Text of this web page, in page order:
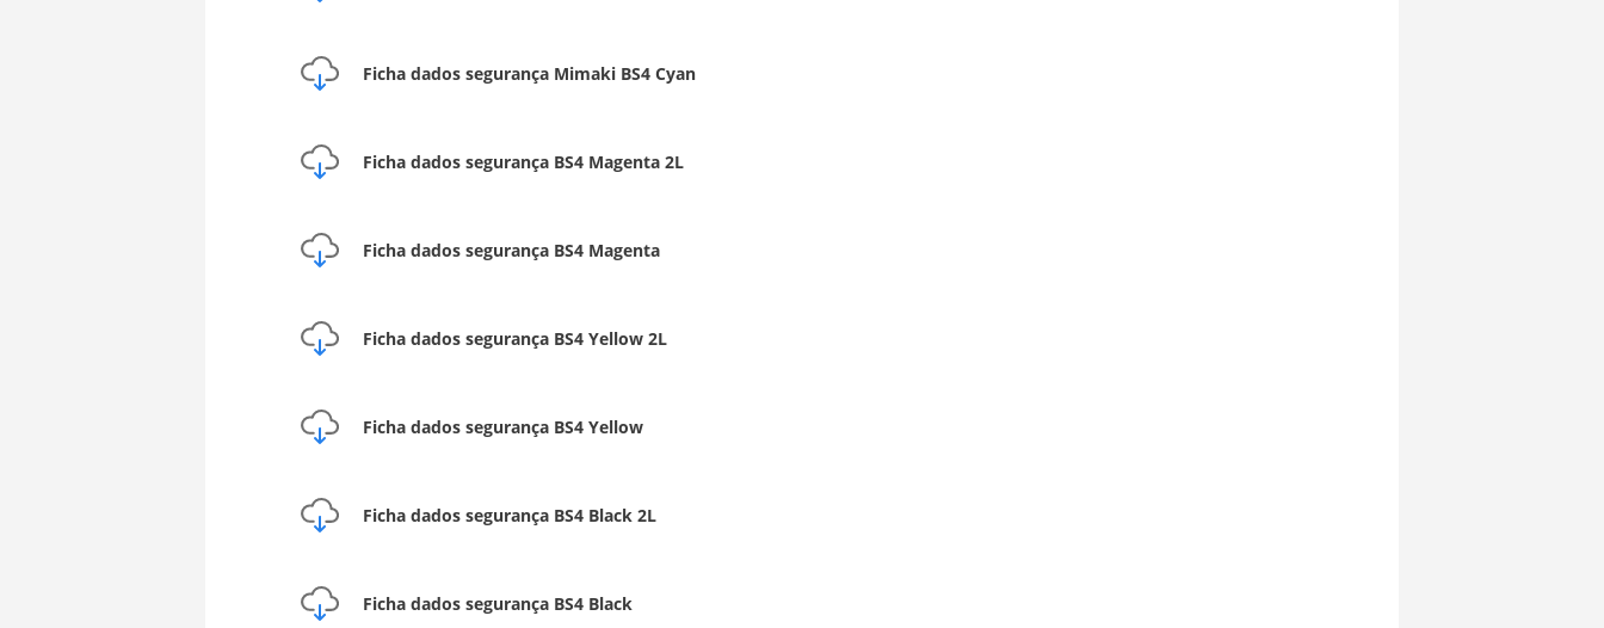
Ficha dados segurança Mimaki BS4 Cyan
Ficha dados segurança BS4 Magenta 2L
Ficha dados segurança BS4 Magenta
Ficha dados segurança BS4 Yellow 2L
Ficha dados segurança BS4 Yellow
Ficha dados segurança BS4 Black 2L
Ficha dados segurança BS4 Black